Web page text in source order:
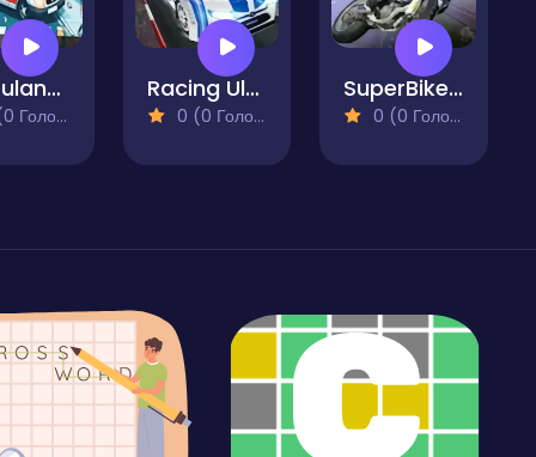
Ambulance Driver Challenge Racing Ultimate
0 (0 Голосів)
SuperBikers 2
0 (0 Голосів)